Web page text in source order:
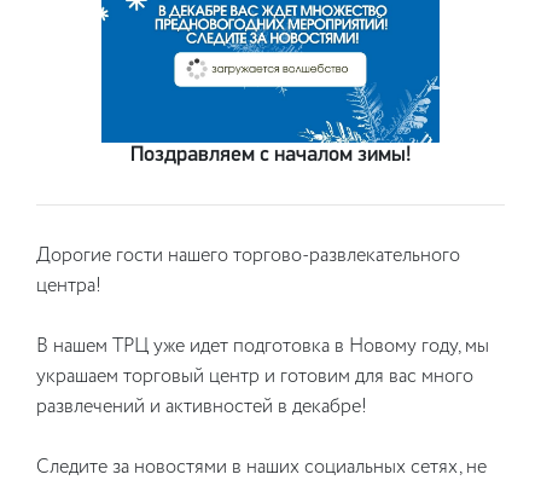
Поздравляем с началом зимы!
Дорогие гости нашего торгово-развлекательного
центра!
В нашем ТРЦ уже идет подготовка в Новому году, мы
украшаем торговый центр и готовим для вас много
развлечений и активностей в декабре!
Следите за новостями в наших социальных сетях, не